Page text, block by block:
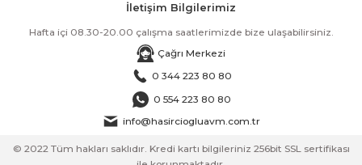
İletişim Bilgilerimiz
Hafta içi 08.30-20.00 çalışma saatlerimizde bize ulaşabilirsiniz.
Çağrı Merkezi
0 344 223 80 80
0 554 223 80 80
info@hasirciogluavm.com.tr
© 2022 Tüm hakları saklıdır. Kredi kartı bilgileriniz 256bit SSL sertifikası